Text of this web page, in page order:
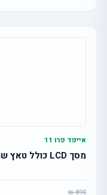
אייפד פרו 11
מסך LCD כולל טאץ שחור לאייפד פרו 11 2018 & 2020
890